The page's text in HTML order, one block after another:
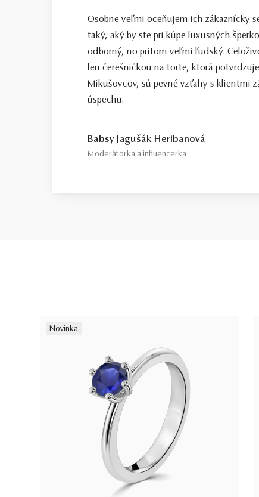
Toto je kameň, ktorý odporúčame
starostlivo vybraný priamo na
Top / vysoká kvalita
Diamant spĺňajúci najprísnejšie
Všetky naše diamanty o hmotnosti
porovnanie kvality diamantov.
diamantového šperku radíme
diamantov sa dozviete aj v našich
Osobne veľmi oceňujem ich zákaznícky
taký, aký by ste pri kúpe luxusných
odborný, no pritom veľmi ľudský.
len čerešničkou na torte, ktorá
Mikušovcov, sú pevné vzťahy s klientmi
úspechu.
Babsy Jagušák Heribanová
Moderátorka a influencerka
Novinka